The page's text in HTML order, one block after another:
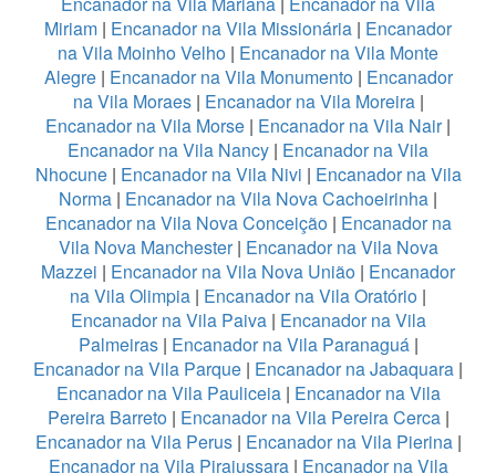
Miriam | Encanador na Vila Missionária | Encanador
na Vila Moinho Velho | Encanador na Vila Monte
Alegre| Encanador na Vila Monumento| Encanador
na Vila Moraes| Encanador na Vila Moreira|
Encanador na Vila Morse | Encanador na Vila Nair|
Encanador na Vila Nancy | Encanador na Vila
Nhocune| Encanador na Vila Nivi | Encanador na Vila
Norma | Encanador na Vila Nova Cachoeirinha |
Encanador na Vila Nova Conceição| Encanador na
Vila Nova Manchester| Encanador na Vila Nova
Mazzei | Encanador na Vila Nova União | Encanador
na Vila Olimpia | Encanador na Vila Oratório |
Encanador na Vila Paiva| Encanador na Vila
Palmeiras| Encanador na Vila Paranaguá|
Encanador na Vila Parque | Encanador na Jabaquara |
Encanador na Vila Pauliceia| Encanador na Vila
Pereira Barreto| Encanador na Vila Pereira Cerca|
Encanador na Vila Perus| Encanador na Vila Pierina|
Encanador na Vila Pirajussara| Encanador na Vila